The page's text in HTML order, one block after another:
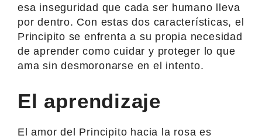
esa inseguridad que cada ser humano lleva
por dentro. Con estas dos características, el
Principito se enfrenta a su propia necesidad
de aprender como cuidar y proteger lo que
ama sin desmoronarse en el intento.
El aprendizaje
El amor del Principito hacia la rosa es